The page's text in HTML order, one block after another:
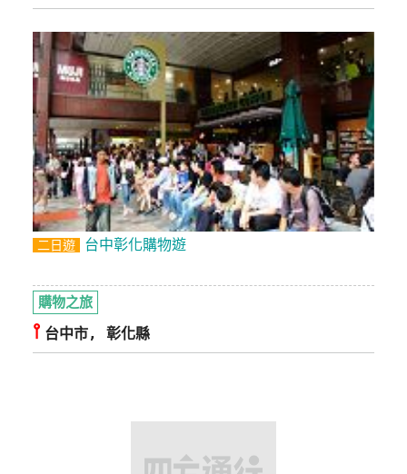
二日遊 台中彰化購物遊
購物之旅
⫯ 台中市, 彰化縣